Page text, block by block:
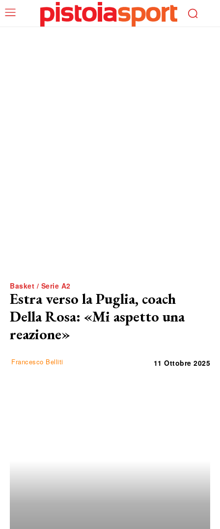
Basket / Serie A2
Estra verso la Puglia, coach
Della Rosa: «Mi aspetto una
reazione»
Francesco Belliti 11 Ottobre 2025